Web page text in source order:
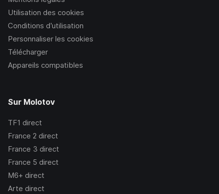
Utilisation des cookies
Conditions d’utilisation
Personnaliser les cookies
Télécharger
Appareils compatibles
Sur Molotov
TF1 direct
France 2 direct
France 3 direct
France 5 direct
M6+ direct
Arte direct